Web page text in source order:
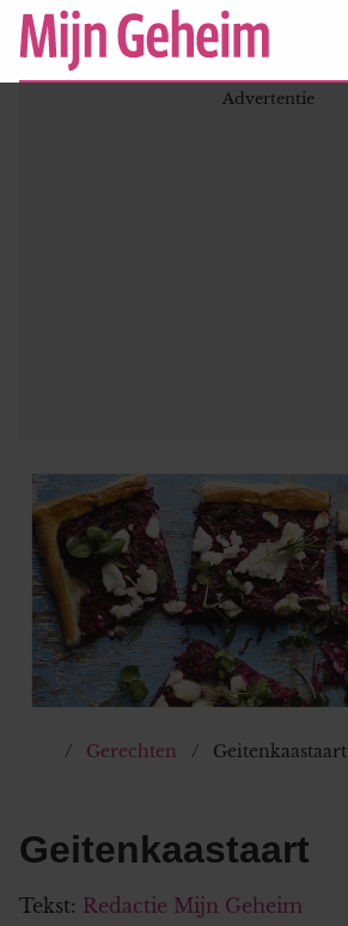
Gerechten Geitenkaastaart
Geitenkaastaart
Tekst: Redactie Mijn Geheim